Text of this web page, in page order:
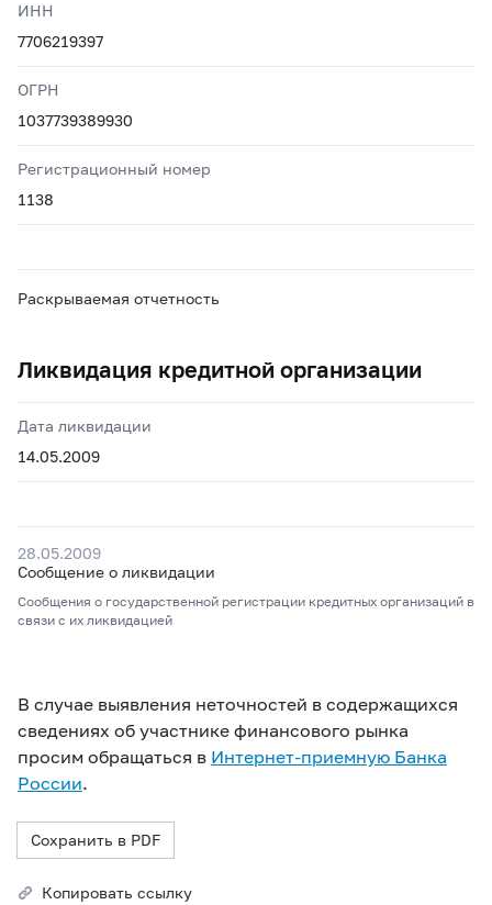
ИНН
7706219397
ОГРН
1037739389930
Регистрационный номер
1138
Раскрываемая отчетность
Ликвидация кредитной организации
Дата ликвидации
14.05.2009
28.05.2009
Сообщение о ликвидации
Сообщения о государственной регистрации кредитных организаций в
связи с их ликвидацией
В случае выявления неточностей в содержащихся
сведениях об участнике финансового рынка
просим обращаться в Интернет-приемную Банка
России.
Сохранить в PDF
Копировать ссылку